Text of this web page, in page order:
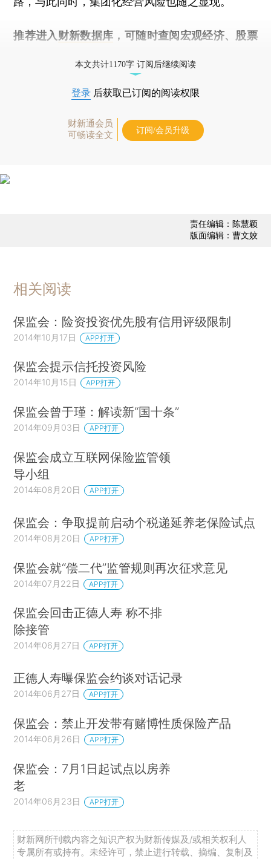
推荐进入 财新数据库 ，可随时查阅宏观经济、股票
本文共计1170字 订阅后继续阅读
登录 后获取已订阅的阅读权限
财新通会员
可畅读全文
订阅/会员升级
责任编辑：陈慧颖
版面编辑：曹文姣
相关阅读
保监会：险资投资优先股有信用评级限制
2014年10月17日 APP打开
保监会提示信托投资风险
2014年10月15日 APP打开
保监会曾于瑾：解读新“国十条”
2014年09月03日 APP打开
保监会成立互联网保险监管领
导小组
2014年08月20日 APP打开
保监会：争取提前启动个税递延养老保险试点
2014年08月20日 APP打开
保监会就“偿二代”监管规则再次征求意见
2014年07月22日 APP打开
保监会回击正德人寿 称不排
除接管
2014年06月27日 APP打开
正德人寿曝保监会约谈对话记录
2014年06月27日 APP打开
保监会：禁止开发带有赌博性质保险产品
2014年06月26日 APP打开
保监会：7月1日起试点以房养
老
2014年06月23日 APP打开
财新网所刊载内容之知识产权为财新传媒及/或相关权利人
专属所有或持有。未经许可，禁止进行转载、摘编、复制及